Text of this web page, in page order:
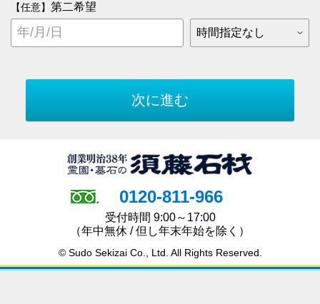
【任意】 第二希望
0120-811-966
受付時間 9:00～17:00
（年中無休 / 但し年末年始を除く）
© Sudo Sekizai Co., Ltd. All Rights Reserved.